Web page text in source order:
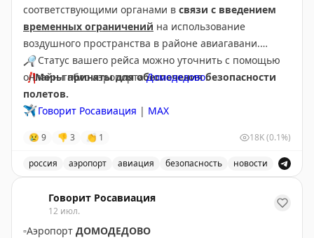
соответствующими органами в связи с введением
временных ограничений на использование
воздушного пространства в районе авиагавани.
❗️Меры приняты для обеспечения безопасности
полетов.
🔎Статус вашего рейса можно уточнить с помощью
онлайн-табло аэропортаДомодедово.
✈️ Говорит Росавиация | МАХ
😢 9 👎 3 👏 1 18K(0.1%)
россия аэропорт авиация безопасность новости
Говорит Росавиация
12 июл.
▫️Аэропорт ДОМОДЕДОВО